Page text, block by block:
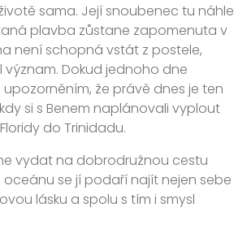
sama. Její snoubenec tu náhle
plavba zůstane zapomenuta v
není schopná vstát z postele,
význam. Dokud jednoho dne
upozorněním, že právě dnes je ten
si s Benem naplánovali vyplout
do Trinidadu.
vydat na dobrodružnou cestu
oceánu se jí podaří najít nejen sebe
lásku a spolu s tím i smysl